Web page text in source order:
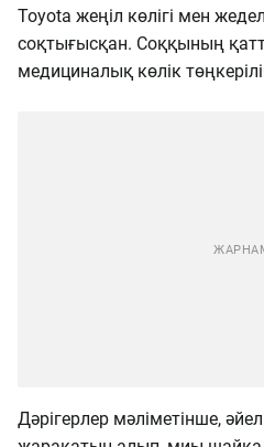
Toyota жеңіл көлігі мен
соқтығысқан. Соққының
медициналық көлік
Дәрігерлер мәліметінше,